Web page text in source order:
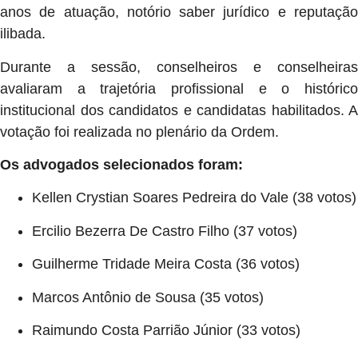
anos de atuação, notório saber jurídico e reputação
ilibada.
Durante a sessão, conselheiros e conselheiras
avaliaram a trajetória profissional e o histórico
institucional dos candidatos e candidatas habilitados. A
votação foi realizada no plenário da Ordem.
Os advogados selecionados foram:
Kellen Crystian Soares Pedreira do Vale (38 votos)
Ercilio Bezerra De Castro Filho (37 votos)
Guilherme Tridade Meira Costa (36 votos)
Marcos Antônio de Sousa (35 votos)
Raimundo Costa Parrião Júnior (33 votos)